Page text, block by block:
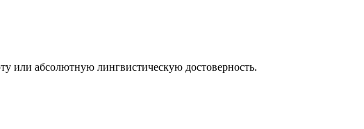
или абсолютную лингвистическую достоверность.